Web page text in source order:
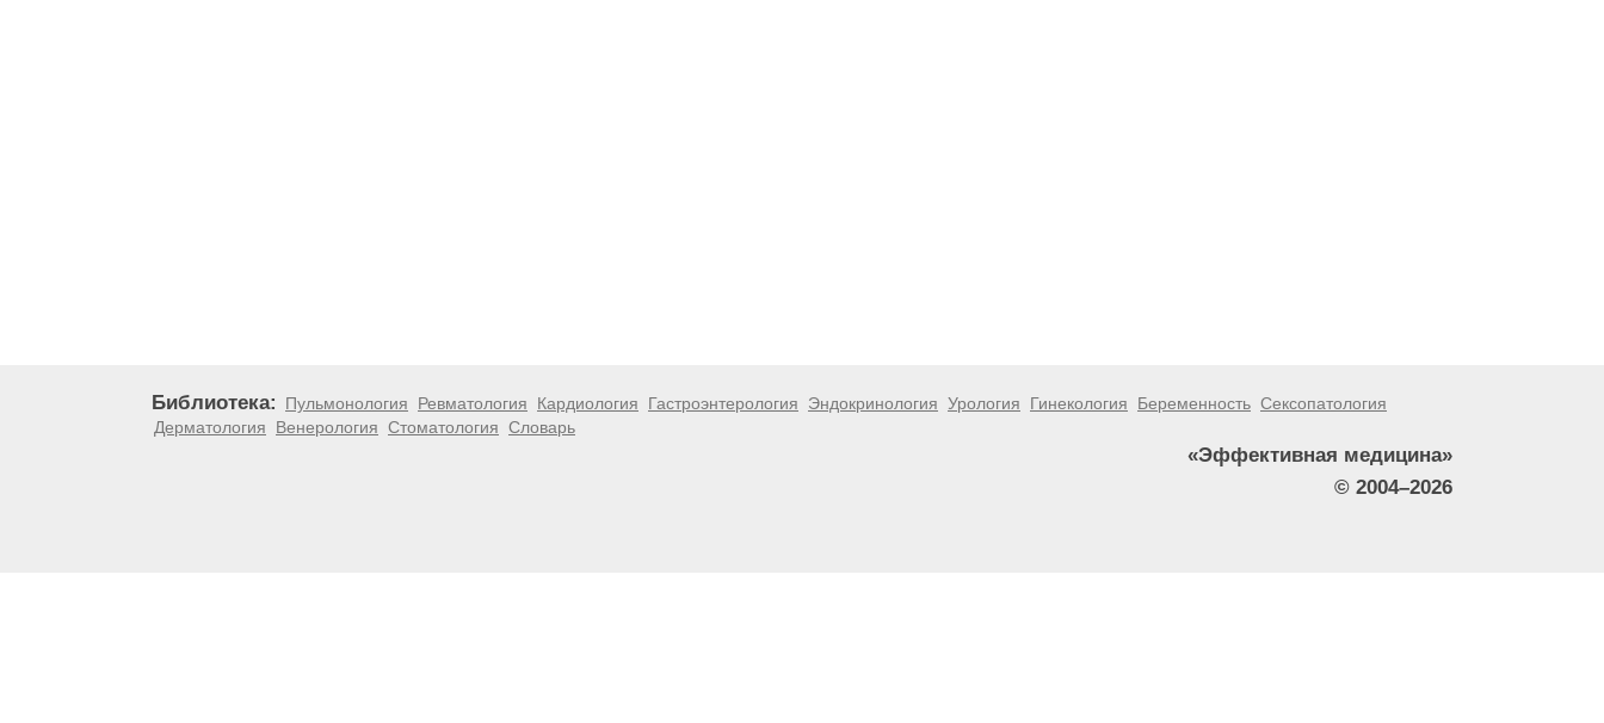
Библиотека: Пульмонология Ревматология Кардиология Гастроэнтерология Эндокринология Урология Гинекология Беременность Сексопатология
Дерматология
Венерология Стоматология Словарь
«Эффективная медицина»
© 2004–2026